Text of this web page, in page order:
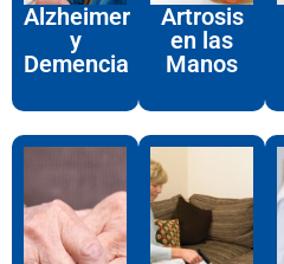
Alzheimer
y
Demencia
Artrosis
en las
Manos